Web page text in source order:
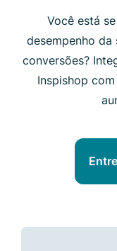
Você está
desempenho da
conversões?
Inspishop